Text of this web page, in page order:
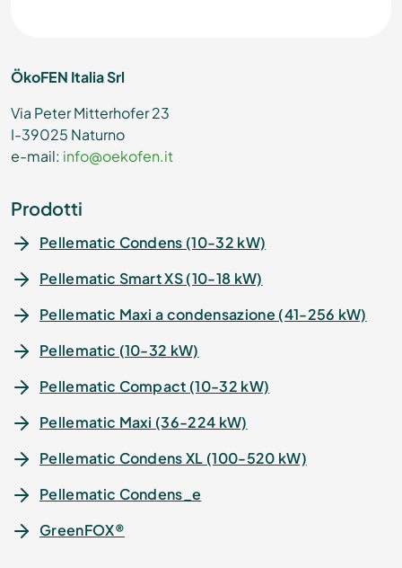
ÖkoFEN Italia Srl
Via Peter Mitterhofer 23
I-39025 Naturno
e-mail: info@oekofen.it
Prodotti
Pellematic Condens (10-32 kW)
Pellematic Smart XS (10-18 kW)
Pellematic Maxi a condensazione (41-256 kW)
Pellematic (10-32 kW)
Pellematic Compact (10-32 kW)
Pellematic Maxi (36-224 kW)
Pellematic Condens XL (100-520 kW)
Pellematic Condens_e
GreenFOX®